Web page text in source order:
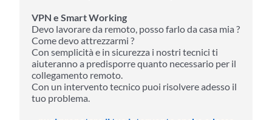
VPN e Smart Working
Devo lavorare da remoto, posso farlo da casa mia ?
Come devo attrezzarmi ?
Con semplicità e in sicurezza i nostri tecnici ti
aiuteranno a predisporre quanto necessario per il
collegamento remoto.
Con un intervento tecnico puoi risolvere adesso il
tuo problema.